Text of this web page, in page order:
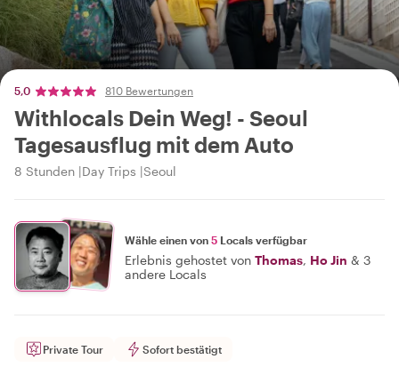
5,0 810 Bewertungen
Withlocals Dein Weg! - Seoul
Tagesausflug mit dem Auto
8 Stunden Day Trips Seoul
Wähle einen von 5 Locals verfügbar
Erlebnis gehostet von Thomas, Ho Jin & 3
andere Locals
Private Tour Sofort bestätigt